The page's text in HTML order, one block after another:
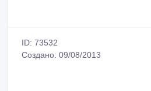
ID: 73532
Создано: 09/08/2013